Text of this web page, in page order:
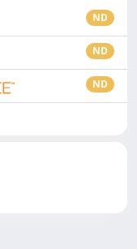
ND
ND
ND